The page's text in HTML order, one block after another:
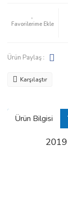
Ürün Paylaş :
Karşılaştır
Ürün Bilgisi